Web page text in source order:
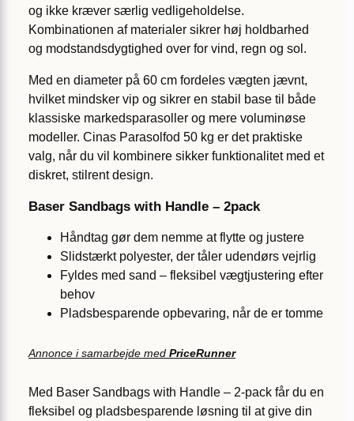
og ikke kræver særlig vedligeholdelse.
Kombinationen af materialer sikrer høj holdbarhed
og modstandsdygtighed over for vind, regn og sol.
Med en diameter på 60 cm fordeles vægten jævnt,
hvilket mindsker vip og sikrer en stabil base til både
klassiske markedsparasoller og mere voluminøse
modeller. Cinas Parasolfod 50 kg er det praktiske
valg, når du vil kombinere sikker funktionalitet med et
diskret, stilrent design.
Baser Sandbags with Handle – 2pack
Håndtag gør dem nemme at flytte og justere
Slidstærkt polyester, der tåler udendørs vejrlig
Fyldes med sand – fleksibel vægtjustering efter
behov
Pladsbesparende opbevaring, når de er tomme
Annonce i samarbejde med PriceRunner
Med Baser Sandbags with Handle – 2-pack får du en
fleksibel og pladsbesparende løsning til at give din